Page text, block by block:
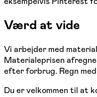
Værd at vide
Vi arbejder med
Materialeprisen
efter forbrug. Regn med
Du er velkommen til at